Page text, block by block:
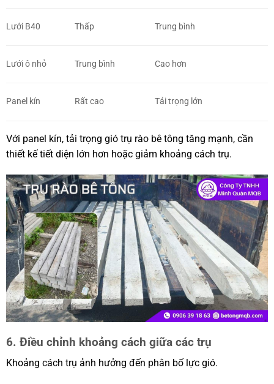
Lưới B40 Thấp Trung bình
Lưới ô nhỏ Trung bình Cao hơn
Panel kín Rất cao Tải trọng lớn
Với panel kín, tải trọng gió trụ rào bê tông tăng mạnh, cần
thiết kế tiết diện lớn hơn hoặc giảm khoảng cách trụ.
6. Điều chỉnh khoảng cách giữa các trụ
Khoảng cách trụ ảnh hưởng đến phân bố lực gió.